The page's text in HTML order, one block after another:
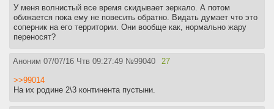
У меня волнистый все время скидывает зеркало. А потом
обижается пока ему не повесить обратно. Видать думает что это
соперник на его территории. Они вообще как, нормально жару
переносят?
Аноним 07/07/16 Чтв 09:27:49 №99040 27
>>99014
На их родине 2\3 континента пустыни.